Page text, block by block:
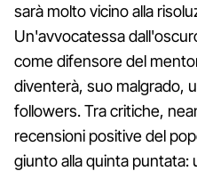
sarà molto vicino alla
Un'avvocatessa
come difensore del
diventerà, suo malgrado,
followers. Tra critiche,
recensioni positive del
giunto alla quinta puntata: